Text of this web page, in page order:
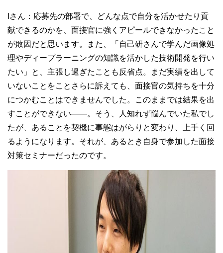
Iさん： 応募先の部署で、どんな点で自分を活かせたり貢
献できるのかを、面接官に強くアピールできなかったこと
が敗因だと思います。また、「自己研さんで学んだ画像処
理やディープラーニングの知識を活かした技術開発を行い
たい」と、主張し過ぎたことも反省点。まだ実績を出して
いないことをことさらに訴えても、面接官の気持ちを十分
につかむことはできませんでした。このままでは結果を出
すことができない——。そう、人知れず悩んでいた私でし
たが、あることを契機に事態はがらりと変わり、上手く回
るようになります。それが、あるとき自身で参加した面接
対策セミナーだったのです。